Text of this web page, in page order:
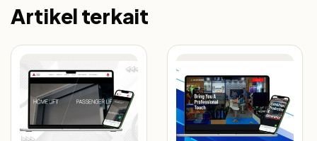
Artikel terkait